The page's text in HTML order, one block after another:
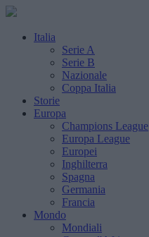
Italia
Serie A
Serie B
Nazionale
Coppa Italia
Storie
Europa
Champions League
Europa League
Europei
Inghilterra
Spagna
Germania
Francia
Mondo
Mondiali